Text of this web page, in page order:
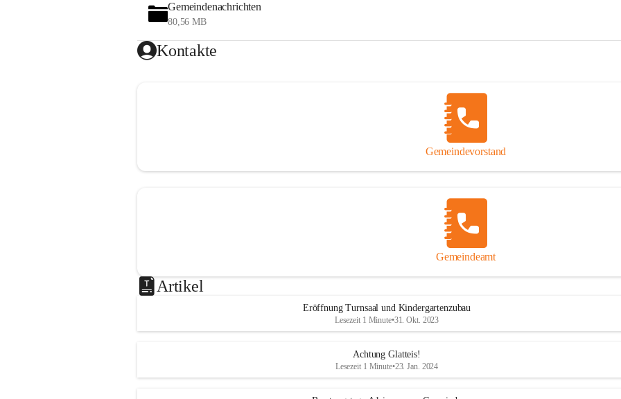
Gemeindenachrichten
80,56 MB
Kontakte
Gemeindevorstand
Gemeindeamt
Artikel
Eröffnung Turnsaal und Kindergartenzubau
Lesezeit 1 Minute•31. Okt. 2023
Achtung Glatteis!
Lesezeit 1 Minute•23. Jan. 2024